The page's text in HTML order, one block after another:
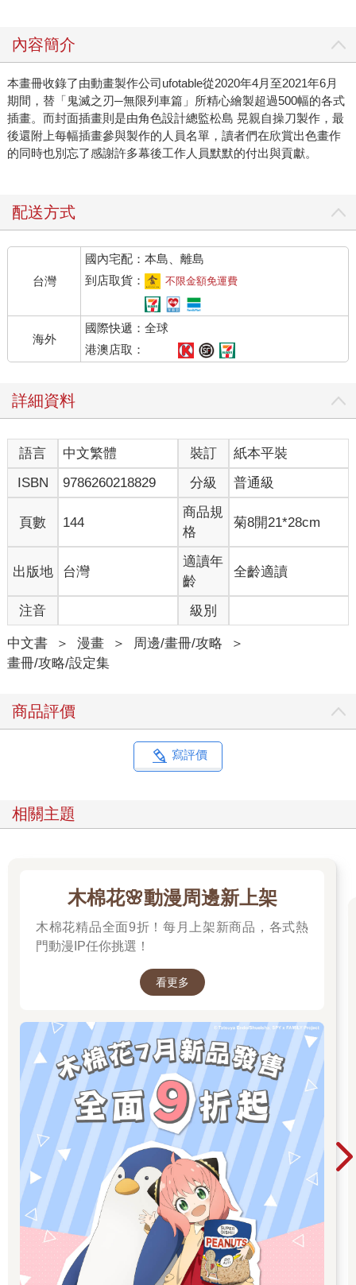
內容簡介
本畫冊收錄了由動畫製作公司ufotable從2020年4月至2021年6月
期間，替「鬼滅之刃─無限列車篇」所精心繪製超過500幅的各式
插畫。而封面插畫則是由角色設計總監松島 晃親自操刀製作，最
後還附上每幅插畫參與製作的人員名單，讀者們在欣賞出色畫作
的同時也別忘了感謝許多幕後工作人員默默的付出與貢獻。
配送方式
台灣
國內宅配：本島、離島
到店取貨：
不限金額免運費
海外
國際快遞：全球
港澳店取：
詳細資料
語言 中文繁體 裝訂
紙本平裝
ISBN
9786260218829 分級 普通級
頁數 144
商品規
格
菊8開21*28cm
出版地 台灣
適讀年
齡
全齡適讀
注音 級別
中文書 ＞ 漫畫 ＞ 周邊/畫冊/攻略
＞
畫冊/攻略/設定集
商品評價
寫評價
相關主題
木棉花🌸動漫周邊新上架
木棉花精品全面9折！每月上架新商品，各式熱
門動漫IP任你挑選！
看更多